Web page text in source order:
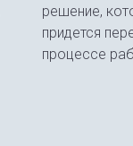
решение,
придется
процессе